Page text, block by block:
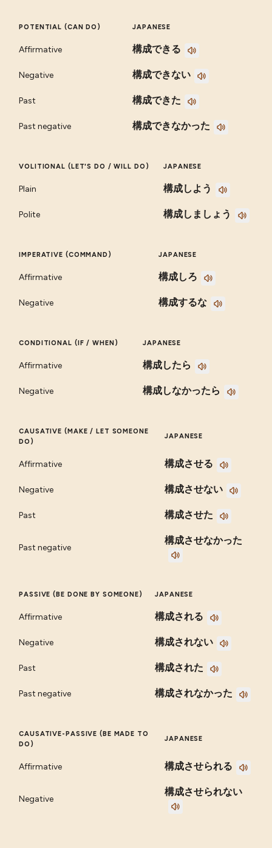
POTENTIAL (CAN DO) JAPANESE
Affirmative 構成できる
Negative 構成できない
Past 構成できた
Past negative 構成できなかった
VOLITIONAL (LET'S DO / WILL DO) JAPANESE
Plain 構成しよう
Polite 構成しましょう
IMPERATIVE (COMMAND) JAPANESE
Affirmative 構成しろ
Negative 構成するな
CONDITIONAL (IF / WHEN) JAPANESE
Affirmative 構成したら
Negative 構成しなかったら
CAUSATIVE (MAKE / LET SOMEONE
DO)
JAPANESE
Affirmative 構成させる
Negative 構成させない
Past 構成させた
Past negative
構成させなかった
PASSIVE (BE DONE BY SOMEONE) JAPANESE
Affirmative 構成される
Negative 構成されない
Past 構成された
Past negative 構成されなかった
CAUSATIVE-PASSIVE (BE MADE TO
DO)
JAPANESE
Affirmative 構成させられる
Negative
構成させられない